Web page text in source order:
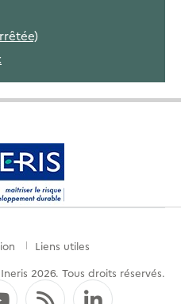
Liens utiles
2026. Tous droits réservés.